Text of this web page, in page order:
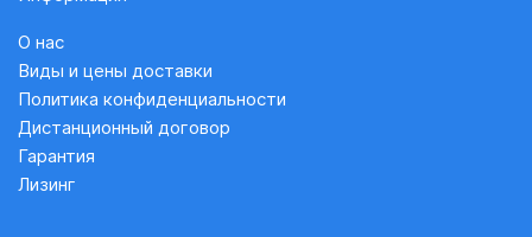
О нас
Виды и цены доставки
Политика конфиденциальности
Дистанционный договор
Гарантия
Лизинг